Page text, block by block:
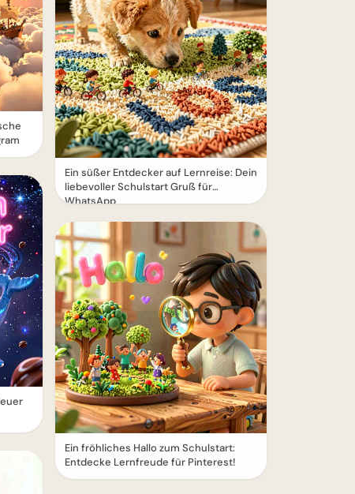
Ein süßer Entdecker auf Lernreise: Dein
liebevoller Schulstart Gruß für
WhatsApp
Ein fröhliches Hallo zum Schulstart:
Entdecke Lernfreude für Pinterest!